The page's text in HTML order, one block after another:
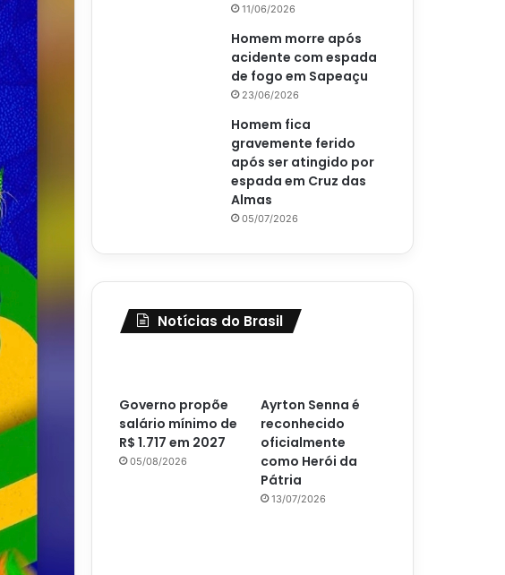
11/06/2026
Homem morre após
acidente com espada
de fogo em Sapeaçu
23/06/2026
Homem fica
gravemente ferido
após ser atingido por
espada em Cruz das
Almas
05/07/2026
Notícias do Brasil
Governo propõe
salário mínimo de
R$ 1.717 em 2027
05/08/2026
Ayrton Senna é
reconhecido
oficialmente
como Herói da
Pátria
13/07/2026